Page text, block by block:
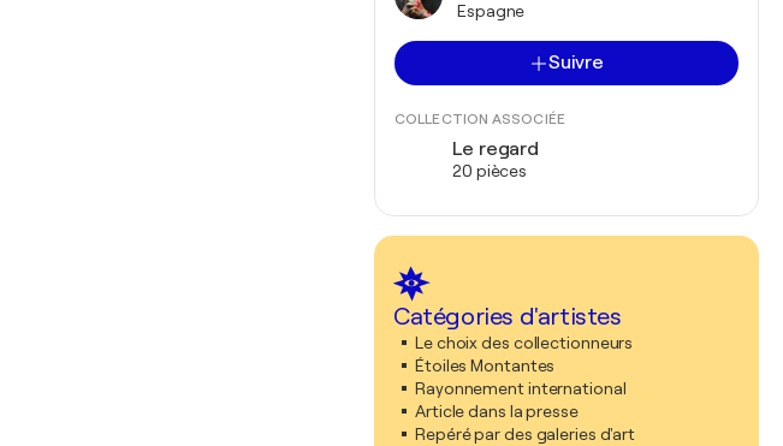
Espagne
Suivre
COLLECTION ASSOCIÉE
Le regard
20 pièces
Catégories d'artistes
Le choix des collectionneurs
Étoiles Montantes
Rayonnement international
Article dans la presse
Repéré par des galeries d'art